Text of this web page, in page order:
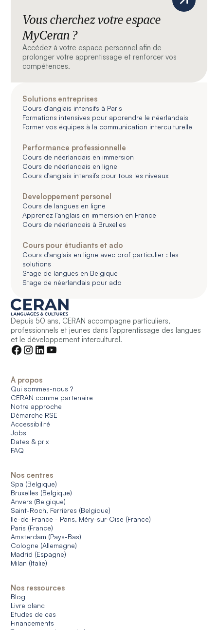
Vous cherchez votre espace
MyCeran ?
Accédez à votre espace personnel afin de
prolonger votre apprentissage et renforcer vos
compétences.
Solutions entreprises
Cours d'anglais intensifs à Paris
Formations intensives pour apprendre le néerlandais
Former vos équipes à la communication interculturelle
Performance professionnelle
Cours de néerlandais en immersion
Cours de néerlandais en ligne
Cours d'anglais intensifs pour tous les niveaux
Developpement personel
Cours de langues en ligne
Apprenez l'anglais en immersion en France
Cours de néerlandais à Bruxelles
Cours pour étudiants et ado
Cours d'anglais en ligne avec prof particulier : les
solutions
Stage de langues en Belgique
Stage de néerlandais pour ado
Depuis 50 ans, CERAN accompagne particuliers,
professionnels et jeunes dans l’apprentissage des langues
et le développement interculturel.
À propos
Qui sommes-nous ?
CERAN comme partenaire
Notre approche
Démarche RSE
Accessibilité
Jobs
Dates & prix
FAQ
Nos centres
Spa (Belgique)
Bruxelles (Belgique)
Anvers (Belgique)
Saint-Roch, Ferrières (Belgique)
Ile-de-France - Paris, Méry-sur-Oise (France)
Paris (France)
Amsterdam (Pays-Bas)
Cologne (Allemagne)
Madrid (Espagne)
Milan (Italie)
Nos ressources
Blog
Livre blanc
Etudes de cas
Financements